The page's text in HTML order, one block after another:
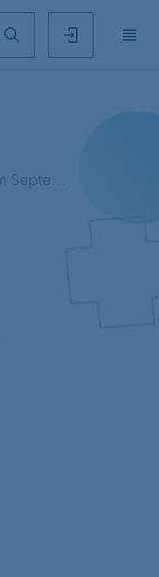
Unsere Sicht im September